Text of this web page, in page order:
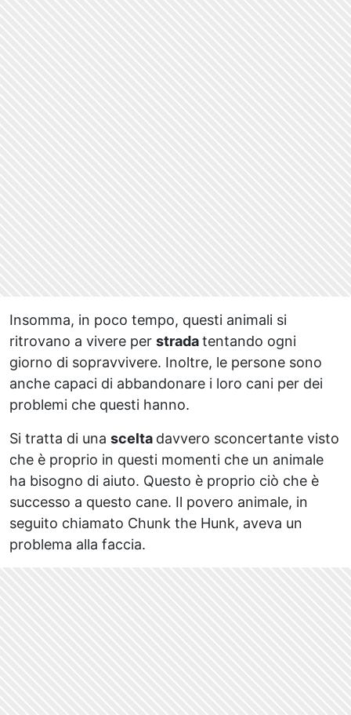
Insomma, in poco tempo, questi animali si
ritrovano a vivere per stradatentando ogni
giorno di sopravvivere. Inoltre, le persone sono
anche capaci di abbandonare i loro cani per dei
problemi che questi hanno.
Si tratta di una scelta davvero sconcertante visto
che è proprio in questi momenti che un animale
ha bisogno di aiuto. Questo è proprio ciò che è
successo a questo cane. Il povero animale, in
seguito chiamato Chunk the Hunk, aveva un
problema alla faccia.